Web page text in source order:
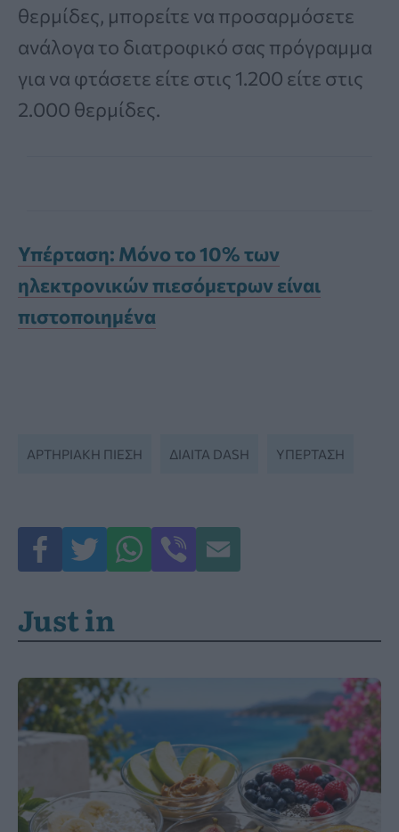
θερμίδες, μπορείτε να προσαρμόσετε
ανάλογα το διατροφικό σας πρόγραμμα
για να φτάσετε είτε στις 1.200 είτε στις
2.000 θερμίδες.
Υπέρταση: Μόνο το 10% των
ηλεκτρονικών πιεσόμετρων είναι
πιστοποιημένα
ΑΡΤΗΡΙΑΚΉ ΠΊΕΣΗ ΔΊΑΙΤΑ DASH ΥΠΈΡΤΑΣΗ
Just in